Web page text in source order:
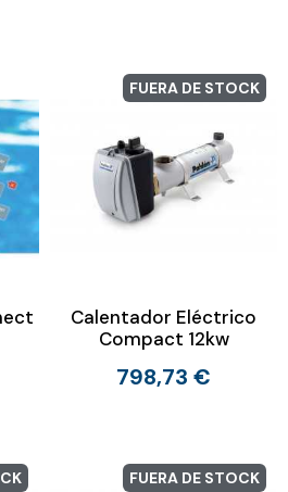
FUERA DE STOCK
Calentador Eléctrico
Compact 12kw
798,73 €
FUERA DE STOCK